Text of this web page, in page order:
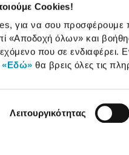
Cookies!
για να σου προσφέρουμε
«Αποδοχή όλων» και
που σε ενδιαφέρει.
«Εδώ» θα βρεις όλες τις
Λειτουργικότητας